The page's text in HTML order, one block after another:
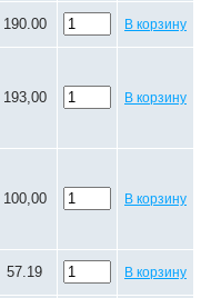
190.00 В корзину
193,00 В корзину
100,00 В корзину
57.19 В корзину